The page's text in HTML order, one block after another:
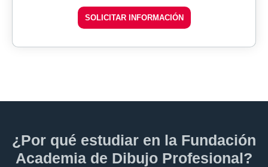
SOLICITAR INFORMACIÓN
¿Por qué estudiar en la Fundación
Academia de Dibujo Profesional?